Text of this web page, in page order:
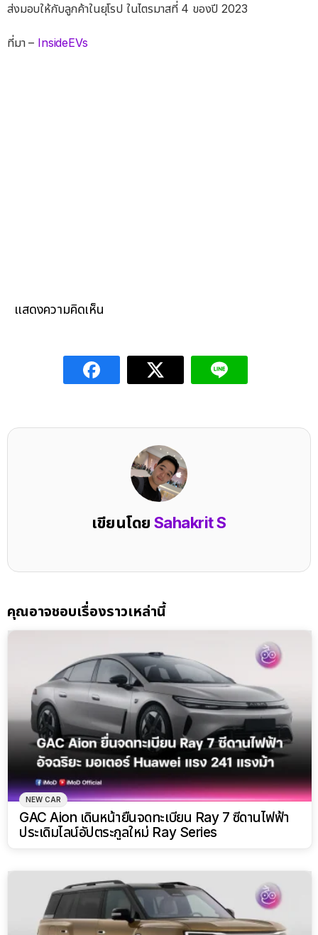
ส่งมอบให้กับลูกค้าในยุโรป ในไตรมาสที่ 4 ของปี 2023
ที่มา – InsideEVs
แสดงความคิดเห็น
เขียนโดยSahakrit S
คุณอาจชอบเรื่องราวเหล่านี้
NEW CAR
GAC Aion เดินหน้ายื่นจดทะเบียน Ray 7 ซีดานไฟฟ้า
ประเดิมไลน์อัปตระกูลใหม่ Ray Series